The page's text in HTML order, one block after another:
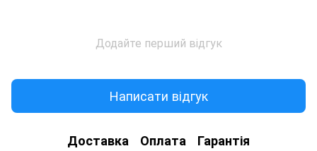
Додайте перший відгук
Написати відгук
Доставка Оплата Гарантія